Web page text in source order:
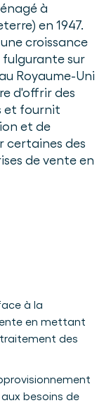
à
en 1947.
croissance
sur
Royaume-Uni
d'offrir des
et fournit
et de
des
de vente en
à la
en mettant
des
besoins de